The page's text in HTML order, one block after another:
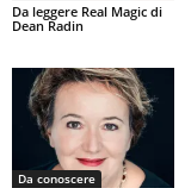
Da leggere Real Magic di
Dean Radin
Da conoscere